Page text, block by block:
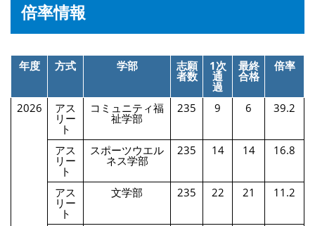
倍率情報
年度 方式 学部 志願
者数
1次
通
過
最終
合格
倍率
2026 アス
リー
ト
コミュニティ福
祉学部
235 9 6 39.2
アス
リー
ト
スポーツウエル
ネス学部
235 14 14 16.8
アス
リー
ト
文学部 235 22 21 11.2